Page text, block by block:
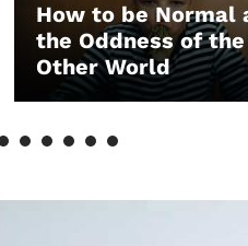
How to be Normal
the Oddness of the
Other World
LEIHEN